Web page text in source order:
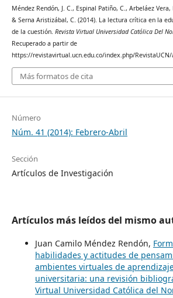
Méndez Rendón, J. C., Espinal Patiño, C., Arbeláez
& Serna Aristizábal, C. (2014). La lectura crítica en la
de la cuestión. Revista Virtual Universidad Católica Del
Recuperado a partir de
https://revistavirtual.ucn.edu.co/index.php/
Más formatos de cita
Número
Núm. 41 (2014): Febrero-Abril
Sección
Artículos de Investigación
Artículos más leídos del mismo
Juan Camilo Méndez Rendón,
habilidades y actitudes de
ambientes virtuales de
universitaria: una revisión
Virtual Universidad Católica del